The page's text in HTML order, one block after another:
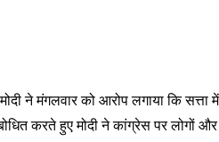
ने मंगलवार को आरोप लगाया कि सत्ता
करते हुए मोदी ने कांग्रेस पर